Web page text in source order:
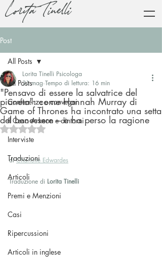
Lorita Tinelli
Post
All Posts
Conferenze e convegni
Il Caso Arkeon e dintorni
Interviste
Traduzioni
Articoli
Premi e Menzioni
Casi
Ripercussioni
Articoli in inglese
All Posts
"Pensavo di essere la salvatrice del
pianeta": come Hannah Murray di
Game of Thrones ha incontrato una setta
del benessere – e ha perso la ragione
Lorita Tinelli Psicologa
31 mag Tempo di lettura: 16 min
Valutazione NaN stelle su 5.
di Charlotte Edwardes
Traduzione di Lorita Tinelli